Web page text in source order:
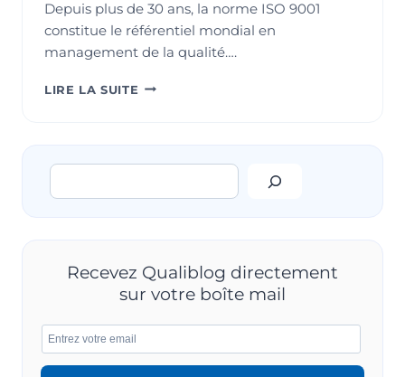
Depuis plus de 30 ans, la norme ISO 9001
constitue le référentiel mondial en
management de la qualité….
LIRE LA SUITE ISO
DU
SENS
À
Rechercher
Recevez Qualiblog directement
sur votre boîte mail